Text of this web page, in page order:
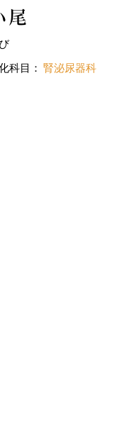
尾
科目： 腎泌尿器科